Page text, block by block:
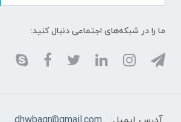
ما را در شبکه‌های اجتماعی دنبال کنید: